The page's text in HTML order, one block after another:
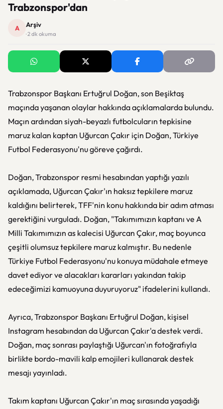
Trabzonspor'dan
A Arşiv
· 2 dk okuma
Trabzonspor Başkanı Ertuğrul Doğan, son Beşiktaş
maçında yaşanan olaylar hakkında açıklamalarda bulundu.
Maçın ardından siyah-beyazlı futbolcuların tepkisine
maruz kalan kaptan Uğurcan Çakır için Doğan, Türkiye
Futbol Federasyonu'nu göreve çağırdı.
Doğan, Trabzonspor resmi hesabından yaptığı yazılı
açıklamada, Uğurcan Çakır'ın haksız tepkilere maruz
kaldığını belirterek, TFF'nin konu hakkında bir adım atması
gerektiğini vurguladı. Doğan, "Takımımızın kaptanı ve A
Milli Takımımızın as kalecisi Uğurcan Çakır, maç boyunca
çeşitli olumsuz tepkilere maruz kalmıştır. Bu nedenle
Türkiye Futbol Federasyonu'nu konuya müdahale etmeye
davet ediyor ve alacakları kararları yakından takip
edeceğimizi kamuoyuna duyuruyoruz" ifadelerini kullandı.
Ayrıca, Trabzonspor Başkanı Ertuğrul Doğan, kişisel
Instagram hesabından da Uğurcan Çakır'a destek verdi.
Doğan, maç sonrası paylaştığı Uğurcan'ın fotoğrafıyla
birlikte bordo-mavili kalp emojileri kullanarak destek
mesajı yayınladı.
Takım kaptanı Uğurcan Çakır'ın maç sırasında yaşadığı